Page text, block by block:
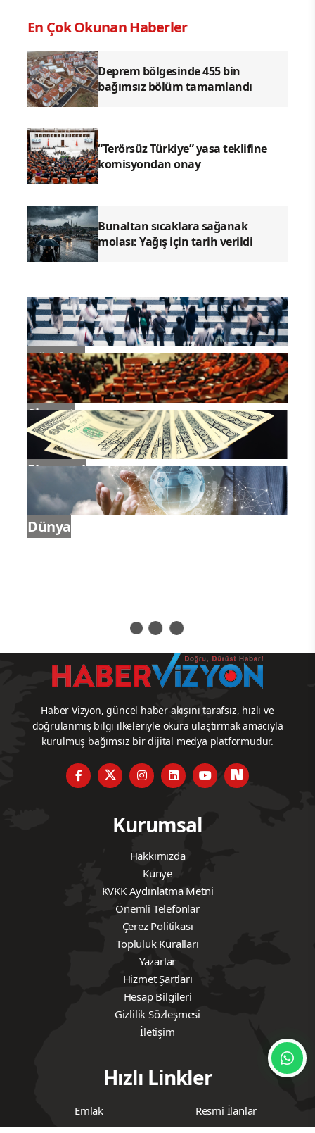
Çin Cumhurbaşkanı ve Merkezi Askeri
Komisyon Başkanı Xi Jinping, bugün
düzenlenen törende iki subaya generallik
terfi sertifikalarını takdim etti.
Denetim Komisyonu Sekreteri ve
Merkezi Askeri Komisyon Denetim
Komisyonu Direktörü Zhang Shuguang
Kuvvetleri Komutanı Wang Gang,
Beijing’de düzenlenen törenle
generalliğe terfi ettirildi.
Merkezi Askeri Komisyon Başkan
Yardımcısı Zhang Shengmin’in başkanlık
ettiği törende, Xi Jinping tarafından
imzalanan terfi emri okundu.
Xi Jinping, generalliğe terfi eden iki
subayı tebrik etti.
olarak kabul ediliyor.
Yorum Yazın